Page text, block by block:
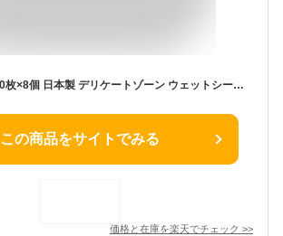
フェムウェット 20枚×8個 日本製 デリケートゾーン ウェットシート シート トイレ 流せる ケア 清潔 トイレ ウェットティッシュ 生理 おりもの ムレ ニオイ 臭い 消臭 かゆみ 無添加 VIO 保湿 レック ダイレクト lec
この商品をサイトでみる
価格と在庫を楽天でチェック >>